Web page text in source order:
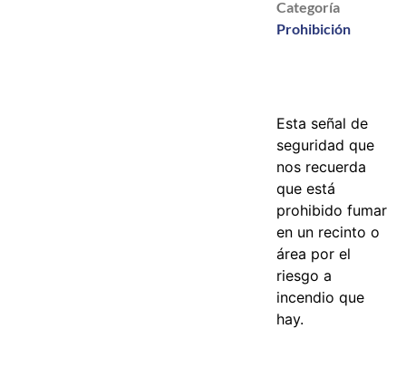
Categoría
Prohibición
Esta señal de
seguridad que
nos recuerda
que está
prohibido fumar
en un recinto o
área por el
riesgo a
incendio que
hay.